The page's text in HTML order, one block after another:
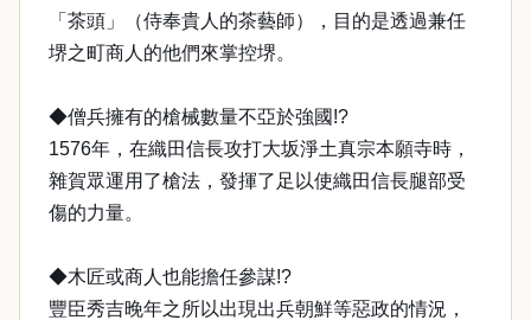
「茶頭」（侍奉貴人的茶藝師），目的是透過兼任
堺之町商人的他們來掌控堺。
◆僧兵擁有的槍械數量不亞於強國!?
1576年，在織田信長攻打大坂淨土真宗本願寺時，
雜賀眾運用了槍法，發揮了足以使織田信長腿部受
傷的力量。
◆木匠或商人也能擔任參謀!?
豐臣秀吉晚年之所以出現出兵朝鮮等惡政的情況，